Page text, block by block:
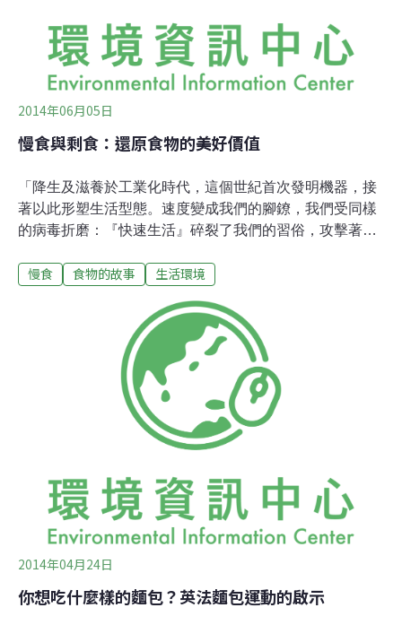
式飼養下的動物等於商品；再與老祖先家庭式天然飼養方
法（人道飼養）一比，則顯現兩者飼養法在本質和手法上
2014年06月05日
慢食與剩食：還原食物的美好價值
「降生及滋養於工業化時代，這個世紀首次發明機器，接
著以此形塑生活型態。速度變成我們的腳鐐，我們受同樣
的病毒折磨：『快速生活』碎裂了我們的習俗，攻擊著我
這段充滿詩意又飽含對工業化飲食批判的文字，來自1989
發表的「慢食宣言」（Slow Food Manifesto）。1986
年，麥當勞試圖在羅馬名勝「西班牙台階」開設分店，受
到義大利運動者卡羅．佩屈尼（Carlo Petrini）與聲援人
士的抗議，就此催生了橫跨160個國家的國際慢食運動。
對食物價值的漠視如同其名，慢食運動對立於速食生活型
態，但對抗的對象不只是跨國速食連鎖店，更是每個人對
食物來源和價值的漠視。
慢食 食物的故事 生活環境
2014年04月24日
你想吃什麼樣的麵包？英法麵包運動的啟示